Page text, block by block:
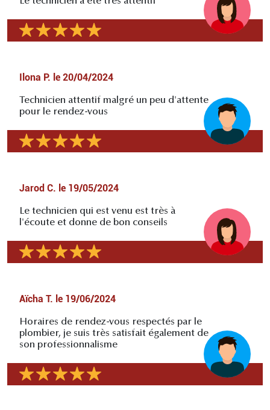
Ilona P. le 20/04/2024
Technicien attentif malgré un peu d'attente
pour le rendez-vous
Jarod C. le 19/05/2024
Le technicien qui est venu est très à
l'écoute et donne de bon conseils
Aïcha T. le 19/06/2024
Horaires de rendez-vous respectés par le
plombier, je suis très satisfait également de
son professionnalisme